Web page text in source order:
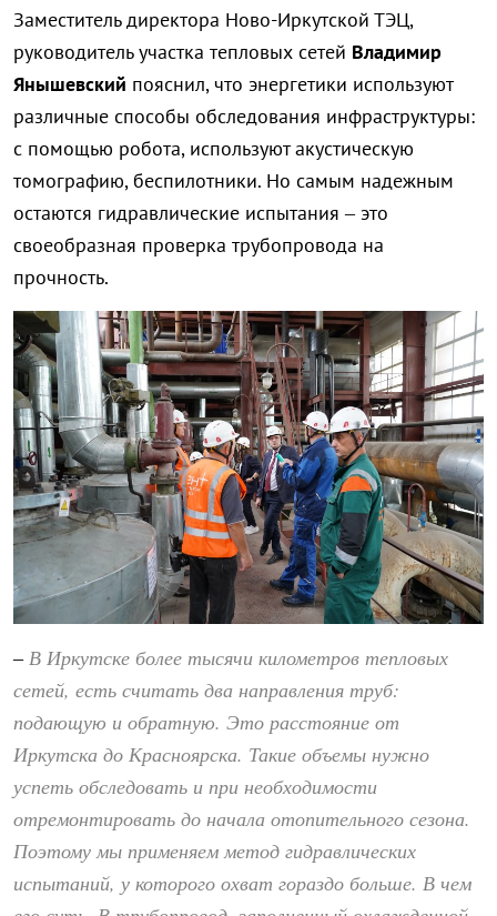
Заместитель директора Ново-Иркутской ТЭЦ,
руководитель участка тепловых сетей Владимир
Янышевский пояснил, что энергетики используют
различные способы обследования инфраструктуры:
с помощью робота, используют акустическую
томографию, беспилотники. Но самым надежным
остаются гидравлические испытания – это
своеобразная проверка трубопровода на
прочность.
–В Иркутске более тысячи километров тепловых
сетей, есть считать два направления труб:
подающую и обратную. Это расстояние от
Иркутска до Красноярска. Такие объемы нужно
успеть обследовать и при необходимости
отремонтировать до начала отопительного сезона.
Поэтому мы применяем метод гидравлических
испытаний, у которого охват гораздо больше. В чем